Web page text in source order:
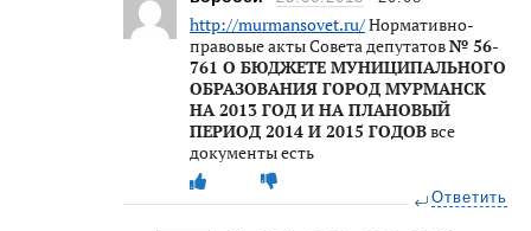
http://murmansovet.ru/Нормативно-
правовые акты Совета депутатов№ 56-
761 О БЮДЖЕТЕ МУНИЦИПАЛЬНОГО
ОБРАЗОВАНИЯ ГОРОД МУРМАНСК
НА 2013 ГОД И НА ПЛАНОВЫЙ
ПЕРИОД 2014 И 2015 ГОДОВвсе
документы есть
Ответить